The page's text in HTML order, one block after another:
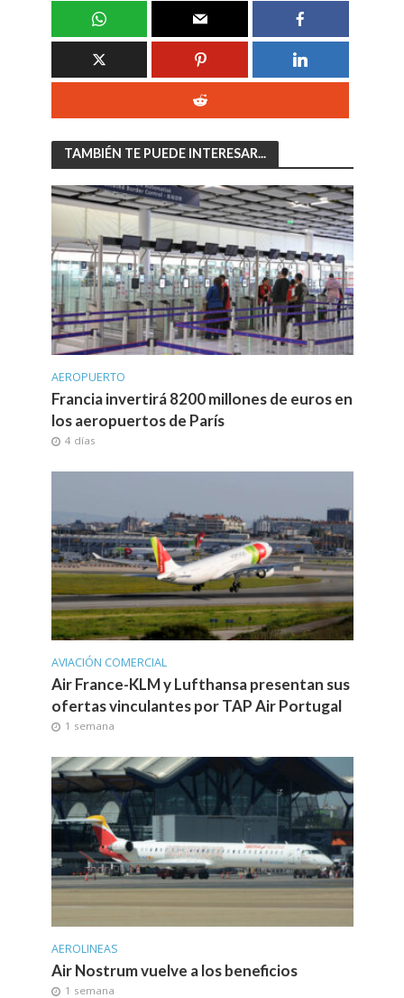
TAMBIÉN TE PUEDE INTERESAR...
AEROPUERTO
Francia invertirá 8200 millones de euros en
los aeropuertos de París
4 días
AVIACIÓN COMERCIAL
Air France-KLM y Lufthansa presentan sus
ofertas vinculantes por TAP Air Portugal
1 semana
AEROLINEAS
Air Nostrum vuelve a los beneficios
1 semana